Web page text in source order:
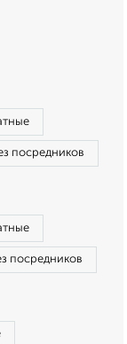
посредников
посредников